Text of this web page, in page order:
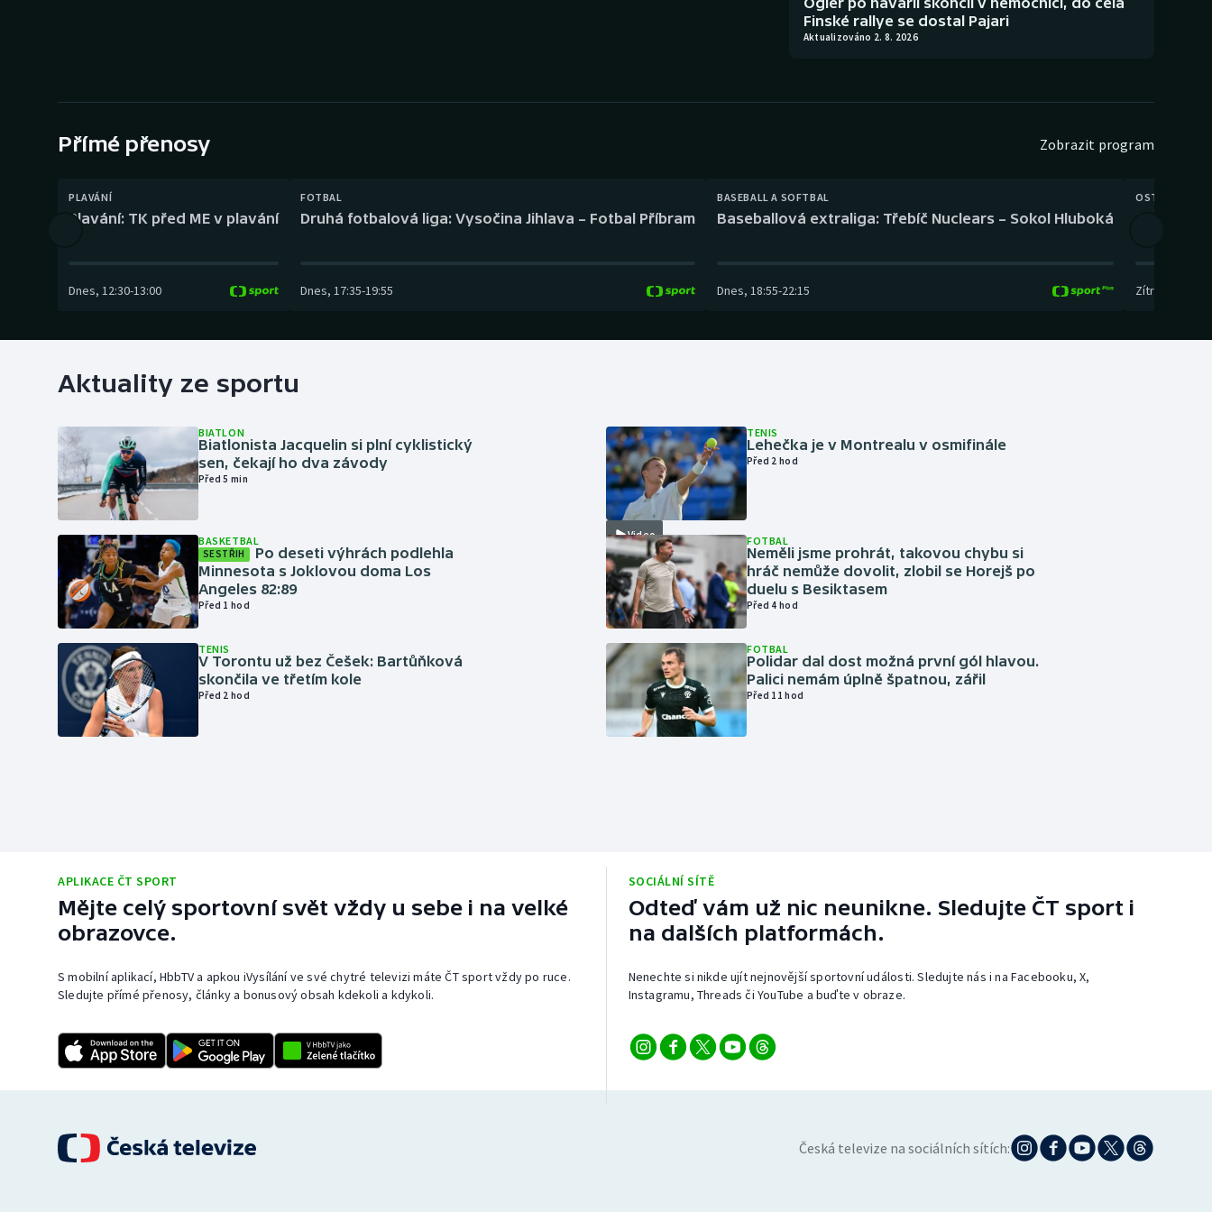
Gymnastika Plážový volejbal
Finské rallye se dostal Pajari
Aktualizováno 2. 8. 2026
Přímé přenosy Zobrazit program
PLAVÁNÍ
Plavání: TK před ME v plavání
Dnes, 12:30-13:00
FOTBAL
Druhá fotbalová liga: Vysočina Jihlava – Fotbal Příbram
Dnes, 17:35-19:55
BASEBALL A SOFTBAL
Baseballová extraliga: Třebíč Nuclears – Sokol Hluboká
Dnes, 18:55-22:15
OSTATNÍ
Zítra
Aktuality ze sportu
BIATLON
Biatlonista Jacquelin si plní cyklistický
sen, čekají ho dva závody
Před 5 min
BASKETBAL
SESTŘIH
Po deseti výhrách podlehla
Minnesota s Joklovou doma Los
Angeles 82:89
Před 1 hod
TENIS
V Torontu už bez Češek: Bartůňková
skončila ve třetím kole
Před 2 hod
Video
TENIS
Lehečka je v Montrealu v osmifinále
Před 2 hod
FOTBAL
Neměli jsme prohrát, takovou chybu si
hráč nemůže dovolit, zlobil se Horejš po
duelu s Besiktasem
Před 4 hod
FOTBAL
Polidar dal dost možná první gól hlavou.
Palici nemám úplně špatnou, zářil
Před 11 hod
APLIKACE ČT SPORT
Mějte celý sportovní svět vždy u sebe i na velké
obrazovce.
S mobilní aplikací, HbbTV a apkou iVysílání ve své chytré televizi máte ČT sport vždy po ruce.
Sledujte přímé přenosy, články a bonusový obsah kdekoli a kdykoli.
SOCIÁLNÍ SÍTĚ
Odteď vám už nic neunikne. Sledujte ČT sport i
na dalších platformách.
Nenechte si nikde ujít nejnovější sportovní události. Sledujte nás i na Facebooku, X,
Instagramu, Threads či YouTube a buďte v obraze.
Česká televize na sociálních sítích: